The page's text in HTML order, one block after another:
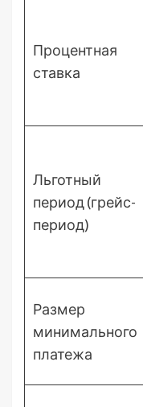
Процентная
ставка
Льготный
период (грейс-
период)
Размер
минимального
платежа